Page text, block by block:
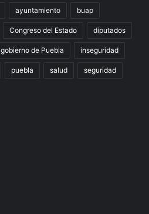
ayuntamiento buap
Congreso del Estado diputados
gobierno de Puebla inseguridad
puebla salud seguridad